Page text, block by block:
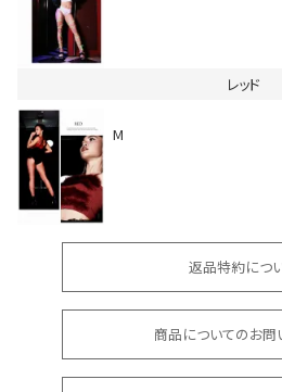
Instagram LIVE items
レッド
M
返品特約につ
商品についてのお問